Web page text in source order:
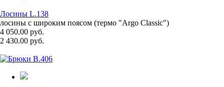
Лосины L.138
лосины с широким поясом (термо "Argo Classic")
4 050.00 руб.
2 430.00 руб.